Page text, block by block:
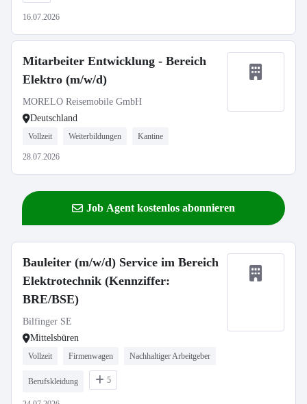
16.07.2026
Mitarbeiter Entwicklung - Bereich
Elektro (m/w/d)
MORELO Reisemobile GmbH
Deutschland
Vollzeit Weiterbildungen Kantine
28.07.2026
Job Agent kostenlos abonnieren
Bauleiter (m/w/d) Service im Bereich
Elektrotechnik (Kennziffer:
BRE/BSE)
Bilfinger SE
Mittelsbüren
Vollzeit Firmenwagen Nachhaltiger Arbeitgeber
Berufskleidung 5